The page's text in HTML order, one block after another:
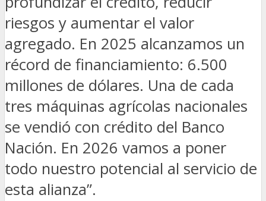
riesgos y aumentar el valor
agregado. En 2025 alcanzamos un
récord de financiamiento: 6.500
millones de dólares. Una de cada
tres máquinas agrícolas nacionales
se vendió con crédito del Banco
Nación. En 2026 vamos a poner
todo nuestro potencial al servicio de
esta alianza”.